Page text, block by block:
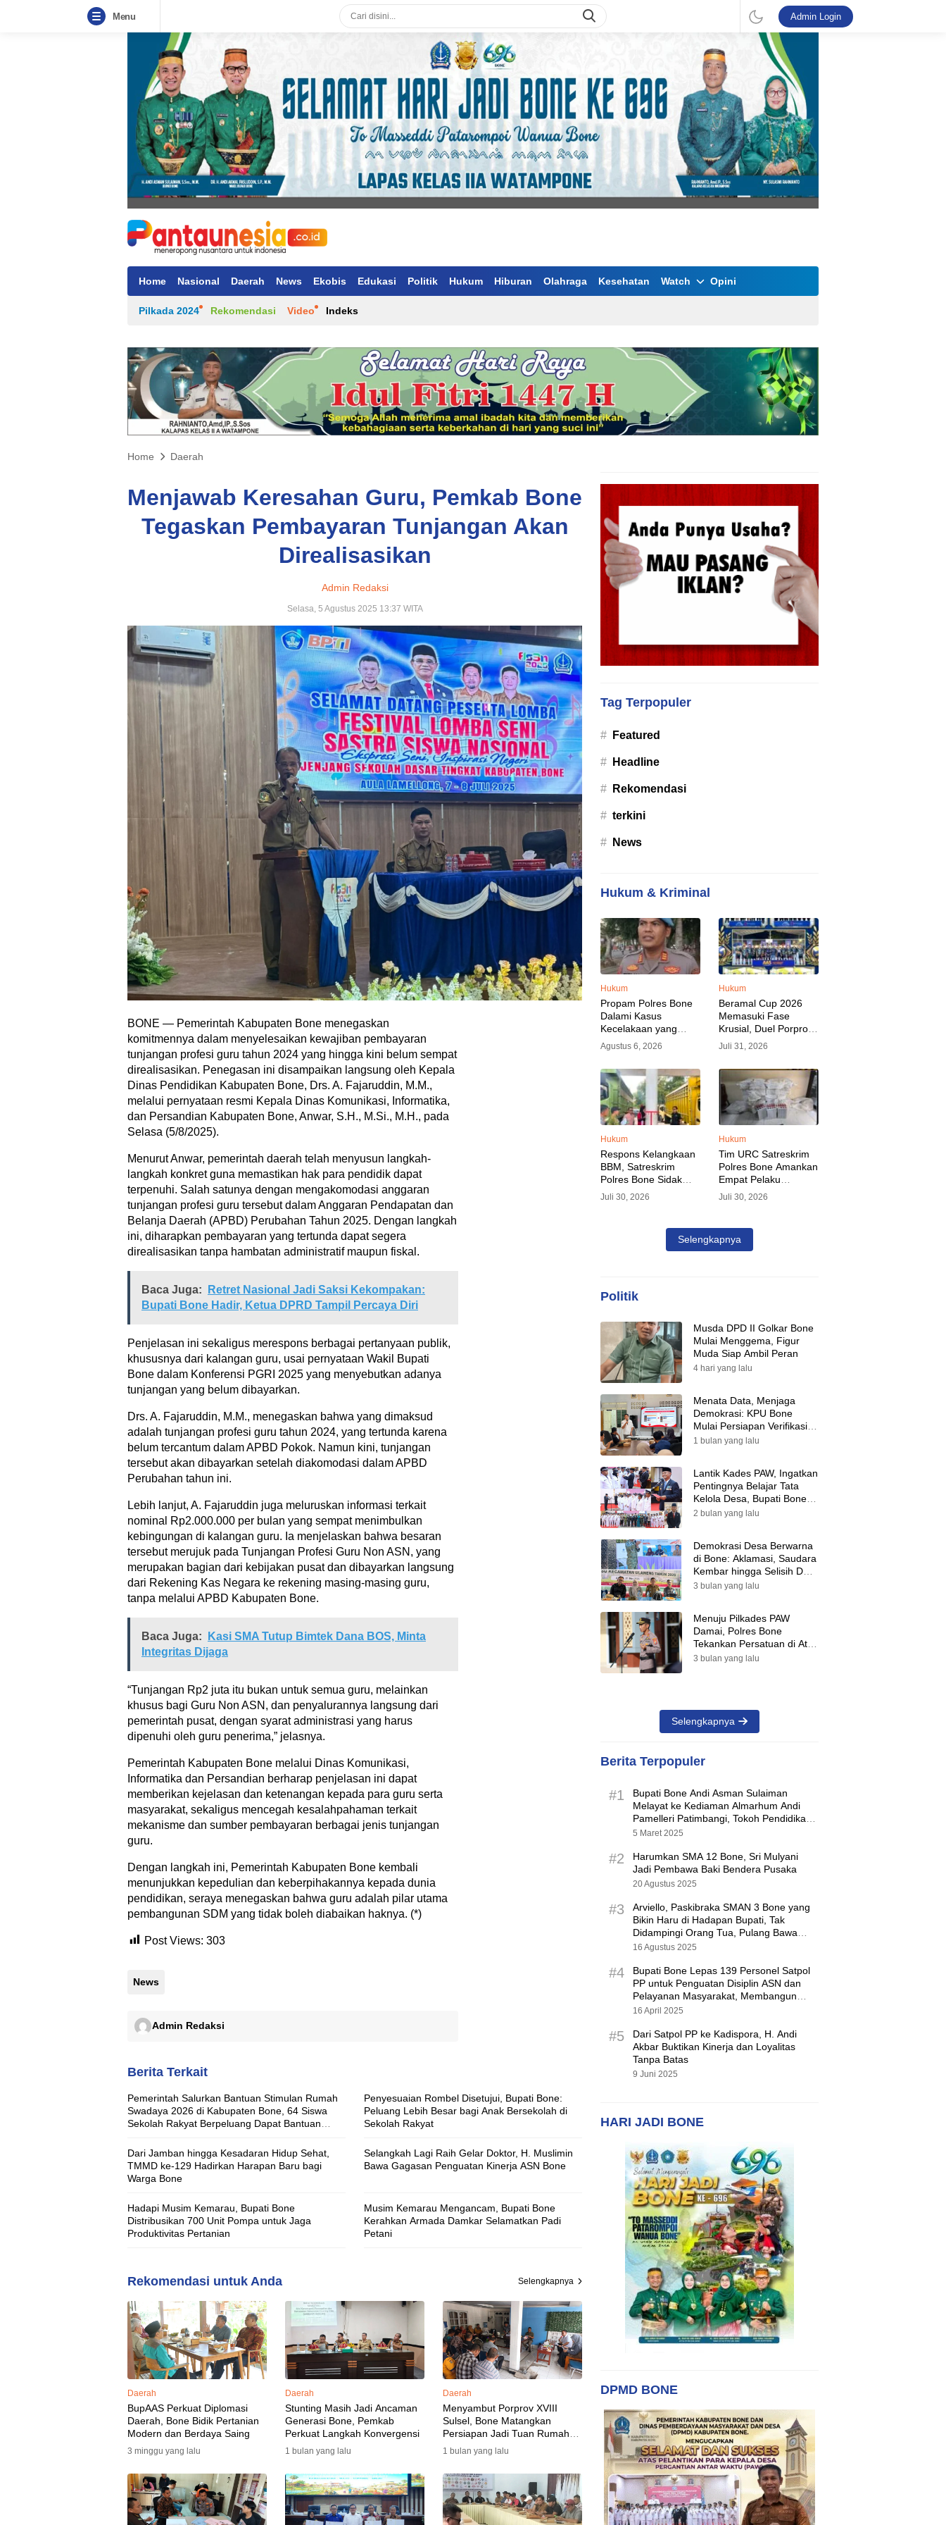
Menu Admin Login
Home Nasional Daerah News Ekobis Edukasi Politik Hukum Hiburan Olahraga Kesehatan Watch Opini
Pilkada 2024 Rekomendasi Video Indeks
Home Daerah
Menjawab Keresahan Guru, Pemkab Bone
Tegaskan Pembayaran Tunjangan Akan
Direalisasikan
Admin Redaksi
Selasa, 5 Agustus 2025 13:37 WITA
BONE — Pemerintah Kabupaten Bone menegaskan
komitmennya dalam menyelesaikan kewajiban pembayaran
tunjangan profesi guru tahun 2024 yang hingga kini belum sempat
direalisasikan. Penegasan ini disampaikan langsung oleh Kepala
Dinas Pendidikan Kabupaten Bone, Drs. A. Fajaruddin, M.M.,
melalui pernyataan resmi Kepala Dinas Komunikasi, Informatika,
dan Persandian Kabupaten Bone, Anwar, S.H., M.Si., M.H., pada
Selasa (5/8/2025).
Menurut Anwar, pemerintah daerah telah menyusun langkah-
langkah konkret guna memastikan hak para pendidik dapat
terpenuhi. Salah satunya dengan mengakomodasi anggaran
tunjangan profesi guru tersebut dalam Anggaran Pendapatan dan
Belanja Daerah (APBD) Perubahan Tahun 2025. Dengan langkah
ini, diharapkan pembayaran yang tertunda dapat segera
direalisasikan tanpa hambatan administratif maupun fiskal.
Baca Juga:
Retret Nasional Jadi Saksi Kekompakan:
Bupati Bone Hadir, Ketua DPRD Tampil Percaya Diri
Penjelasan ini sekaligus merespons berbagai pertanyaan publik,
khususnya dari kalangan guru, usai pernyataan Wakil Bupati
Bone dalam Konferensi PGRI 2025 yang menyebutkan adanya
tunjangan yang belum dibayarkan.
Drs. A. Fajaruddin, M.M., menegaskan bahwa yang dimaksud
adalah tunjangan profesi guru tahun 2024, yang tertunda karena
belum tercantum dalam APBD Pokok. Namun kini, tunjangan
tersebut akan dibayarkan setelah diakomodasi dalam APBD
Perubahan tahun ini.
Lebih lanjut, A. Fajaruddin juga meluruskan informasi terkait
nominal Rp2.000.000 per bulan yang sempat menimbulkan
kebingungan di kalangan guru. Ia menjelaskan bahwa besaran
tersebut merujuk pada Tunjangan Profesi Guru Non ASN, yang
merupakan bagian dari kebijakan pusat dan dibayarkan langsung
dari Rekening Kas Negara ke rekening masing-masing guru,
tanpa melalui APBD Kabupaten Bone.
Baca Juga:
Kasi SMA Tutup Bimtek Dana BOS, Minta
Integritas Dijaga
“Tunjangan Rp2 juta itu bukan untuk semua guru, melainkan
khusus bagi Guru Non ASN, dan penyalurannya langsung dari
pemerintah pusat, dengan syarat administrasi yang harus
dipenuhi oleh guru penerima,” jelasnya.
Pemerintah Kabupaten Bone melalui Dinas Komunikasi,
Informatika dan Persandian berharap penjelasan ini dapat
memberikan kejelasan dan ketenangan kepada para guru serta
masyarakat, sekaligus mencegah kesalahpahaman terkait
mekanisme dan sumber pembayaran berbagai jenis tunjangan
guru.
Dengan langkah ini, Pemerintah Kabupaten Bone kembali
menunjukkan kepedulian dan keberpihakannya kepada dunia
pendidikan, seraya menegaskan bahwa guru adalah pilar utama
pembangunan SDM yang tidak boleh diabaikan haknya. (*)
Post Views: 303
News
Admin Redaksi
Berita Terkait
Pemerintah Salurkan Bantuan Stimulan Rumah
Swadaya 2026 di Kabupaten Bone, 64 Siswa
Sekolah Rakyat Berpeluang Dapat Bantuan
Penyesuaian Rombel Disetujui, Bupati Bone:
Peluang Lebih Besar bagi Anak Bersekolah di
Sekolah Rakyat
Dari Jamban hingga Kesadaran Hidup Sehat,
TMMD ke-129 Hadirkan Harapan Baru bagi
Warga Bone
Selangkah Lagi Raih Gelar Doktor, H. Muslimin
Bawa Gagasan Penguatan Kinerja ASN Bone
Hadapi Musim Kemarau, Bupati Bone
Distribusikan 700 Unit Pompa untuk Jaga
Produktivitas Pertanian
Musim Kemarau Mengancam, Bupati Bone
Kerahkan Armada Damkar Selamatkan Padi
Petani
Rekomendasi untuk Anda Selengkapnya
Daerah
BupAAS Perkuat Diplomasi
Daerah, Bone Bidik Pertanian
Modern dan Berdaya Saing
3 minggu yang lalu
Daerah
Stunting Masih Jadi Ancaman
Generasi Bone, Pemkab
Perkuat Langkah Konvergensi
1 bulan yang lalu
Daerah
Menyambut Porprov XVIII
Sulsel, Bone Matangkan
Persiapan Jadi Tuan Rumah
yang Berkesan: Wakil Bupati
Perkuat Koordinasi, Dispora
Targetkan Venue dan
Akomodasi Rampung
1 bulan yang lalu
Tag Terpopuler
# Featured
# Headline
# Rekomendasi
# terkini
# News
Hukum & Kriminal
Hukum
Propam Polres Bone
Dalami Kasus
Kecelakaan yang
Libatkan Oknum
Polisi, Pelaku Sudah
Diamankan
Agustus 6, 2026
Hukum
Beramal Cup 2026
Memasuki Fase
Krusial, Duel Porprov
Bone vs Trikora Wajo
Jadi Sorotan Malam
Ini
Juli 31, 2026
Hukum
Respons Kelangkaan
BBM, Satreskrim
Polres Bone Sidak
SPBU dan Pangkalan
LPG, AKP Alvin Aji
SPBU Agar Distribusi
BBM Tepat Sasaran
Juli 30, 2026
Hukum
Tim URC Satreskrim
Polres Bone Amankan
Empat Pelaku
Pencurian Aset PLN,
Kerugian Ditaksir
Juli 30, 2026
Selengkapnya
Politik
Musda DPD II Golkar Bone
Mulai Menggema, Figur
Muda Siap Ambil Peran
4 hari yang lalu
Menata Data, Menjaga
Demokrasi: KPU Bone
Mulai Persiapan Verifikasi
Partai Politik Menuju Pemilu
1 bulan yang lalu
Lantik Kades PAW, Ingatkan
Pentingnya Belajar Tata
Kelola Desa, Bupati Bone:
Tak Ada Lagi Kubu,
2 bulan yang lalu
Demokrasi Desa Berwarna
di Bone: Aklamasi, Saudara
Kembar hingga Selisih Dua
Suara Warnai Pilkades PAW
3 bulan yang lalu
Menuju Pilkades PAW
Damai, Polres Bone
Tekankan Persatuan di Atas
Perbedaan Pilihan
3 bulan yang lalu
Selengkapnya
Berita Terpopuler
#1
Bupati Bone Andi Asman Sulaiman
Melayat ke Kediaman Almarhum Andi
Pamelleri Patimbangi, Tokoh Pendidikan
Kabupaten Bone
5 Maret 2025
#2
Harumkan SMA 12 Bone, Sri Mulyani
Jadi Pembawa Baki Bendera Pusaka
20 Agustus 2025
#3
Arviello, Paskibraka SMAN 3 Bone yang
Bikin Haru di Hadapan Bupati, Tak
Didampingi Orang Tua, Pulang Bawa
Hadiah Motor
16 Agustus 2025
#4
Bupati Bone Lepas 139 Personel Satpol
PP untuk Penguatan Disiplin ASN dan
Pelayanan Masyarakat, Membangun
Pemerintahan yang Tertib dan Melayani
16 April 2025
#5
Dari Satpol PP ke Kadispora, H. Andi
Akbar Buktikan Kinerja dan Loyalitas
Tanpa Batas
9 Juni 2025
HARI JADI BONE
DPMD BONE